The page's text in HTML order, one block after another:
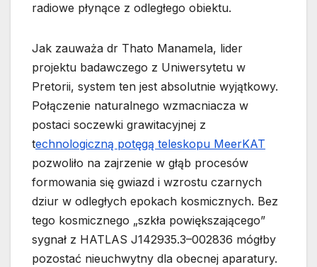
radiowe płynące z odległego obiektu.
Jak zauważa dr Thato Manamela, lider
projektu badawczego z Uniwersytetu w
Pretorii, system ten jest absolutnie wyjątkowy.
Połączenie naturalnego wzmacniacza w
postaci soczewki grawitacyjnej z
technologiczną potęgą teleskopu MeerKAT
pozwoliło na zajrzenie w głąb procesów
formowania się gwiazd i wzrostu czarnych
dziur w odległych epokach kosmicznych. Bez
tego kosmicznego „szkła powiększającego”
sygnał z HATLAS J142935.3–002836 mógłby
pozostać nieuchwytny dla obecnej aparatury.